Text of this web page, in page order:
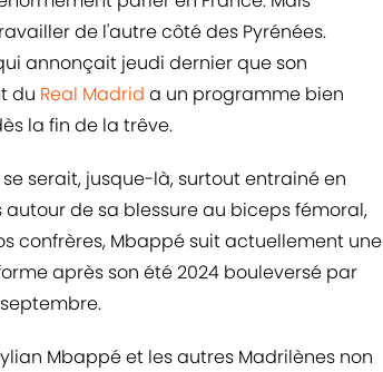
de l'autre côté des Pyrénées.
annonçait jeudi dernier que son
du Real Madrid a un programme bien
la fin de la trêve.
serait, jusque-là, surtout entrainé en
de sa blessure au biceps fémoral,
confrères, Mbappé suit actuellement une
après son été 2024 bouleversé par
Mbappé et les autres Madrilènes non